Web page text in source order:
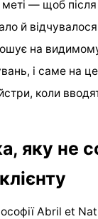
меті — щоб
й
на
і саме на
коли
яку не
Abril et